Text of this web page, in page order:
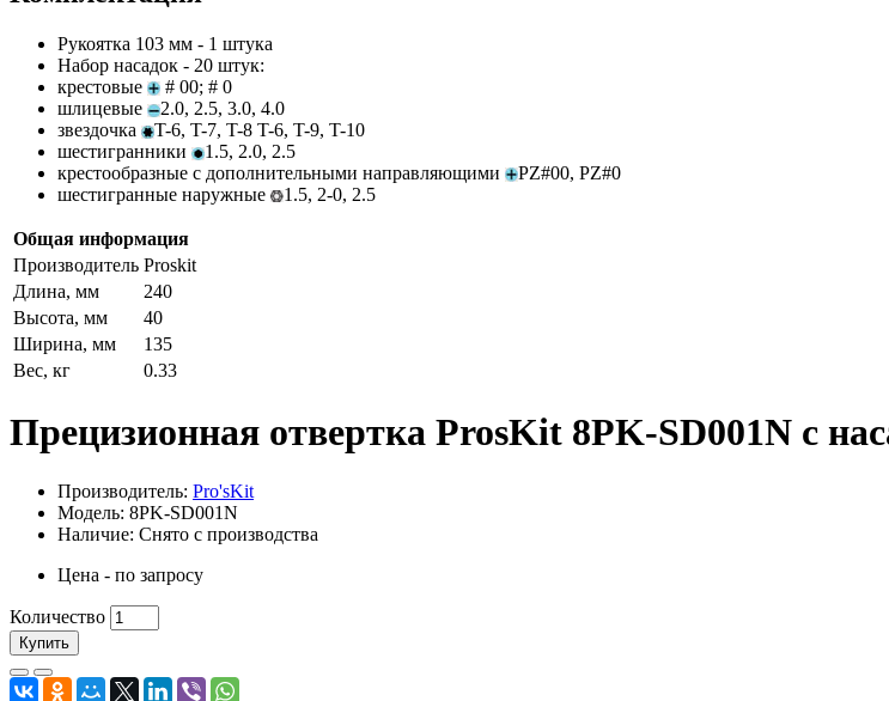
Рукоятка 103 мм - 1 штука
Набор насадок - 20 штук:
крестовые
# 00; # 0
шлицевые
2.0, 2.5, 3.0, 4.0
звездочка
T-6, T-7, T-8 T-6, T-9, T-10
шестигранники
1.5, 2.0, 2.5
крестообразные с дополнительными направляющими
PZ#00, PZ#0
шестигранные наружные
1.5, 2-0, 2.5
Общая информация
Производитель Proskit
Длина, мм
240
Высота, мм
40
Ширина, мм
135
Вес, кг
0.33
Прецизионная отвертка ProsKit 8PK-SD001N с
Производитель: Pro'sKit
Модель: 8PK-SD001N
Наличие: Снято с производства
Цена - по запросу
Количество
Купить